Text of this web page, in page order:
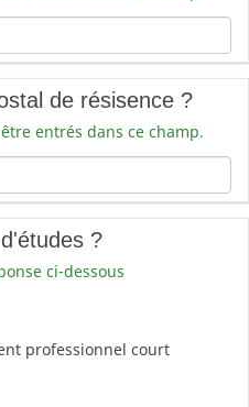
de résisence ?
entrés dans ce champ.
?
ci-dessous
professionnel court